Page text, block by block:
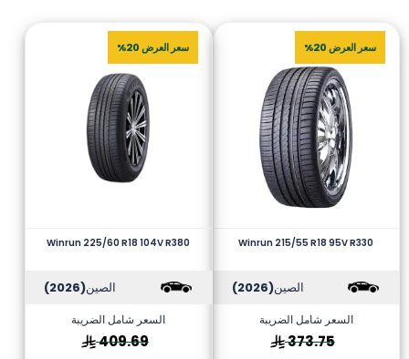
سعر العرض 20%
Winrun 215/55 R18 95V R330
الصين(2026)
السعر شامل الضريبة
373.75
سعر العرض 20%
Winrun 225/60 R18 104V R380
الصين(2026)
السعر شامل الضريبة
409.69